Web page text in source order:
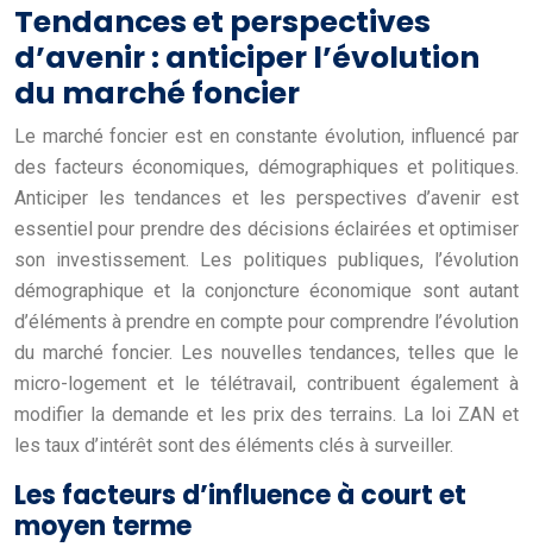
Tendances et perspectives
d’avenir : anticiper l’évolution
du marché foncier
Le marché foncier est en constante évolution, influencé par
des facteurs économiques, démographiques et politiques.
Anticiper les tendances et les perspectives d’avenir est
essentiel pour prendre des décisions éclairées et optimiser
son investissement. Les politiques publiques, l’évolution
démographique et la conjoncture économique sont autant
d’éléments à prendre en compte pour comprendre l’évolution
du marché foncier. Les nouvelles tendances, telles que le
micro-logement et le télétravail, contribuent également à
modifier la demande et les prix des terrains. La loi ZAN et
les taux d’intérêt sont des éléments clés à surveiller.
Les facteurs d’influence à court et
moyen terme